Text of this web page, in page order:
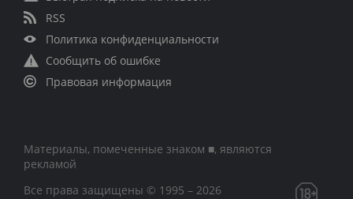
RSS
Политика конфиденциальности
Сообщить об ошибке
Правовая информация
Материалы, помеченные знаком ■, являются
рекламой
Все права защищены © 1995 – 2026